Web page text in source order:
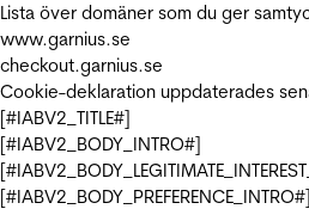
Lista över domäner som du ger
www.garnius.se
checkout.garnius.se
Cookie-deklaration uppdaterades
[#IABV2_TITLE#]
[#IABV2_BODY_INTRO#]
[#IABV2_BODY_PREFERENCE_INTRO#]